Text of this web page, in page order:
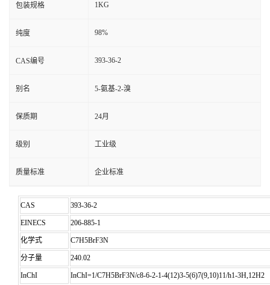
包装规格 1KG
纯度 98%
CAS编号 393-36-2
别名 5-氨基-2-溴
保质期 24月
级别 工业级
质量标准 企业标准
CAS 393-36-2
EINECS 206-885-1
化学式 C7H5BrF3N
分子量 240.02
InChI InChI=1/C7H5BrF3N/c8-6-2-1-4(12)3-5(6)7(9,10)11/h1-3H,12H2